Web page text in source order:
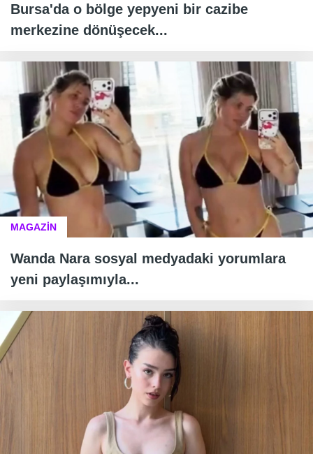
Bursa'da o bölge yepyeni bir cazibe
merkezine dönüşecek...
MAGAZİN
Wanda Nara sosyal medyadaki yorumlara
yeni paylaşımıyla...